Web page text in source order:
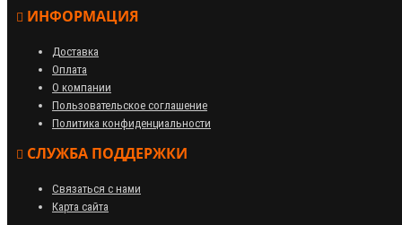
ИНФОРМАЦИЯ
Доставка
Оплата
О компании
Пользовательское соглашение
Политика конфиденциальности
СЛУЖБА ПОДДЕРЖКИ
Связаться с нами
Карта сайта